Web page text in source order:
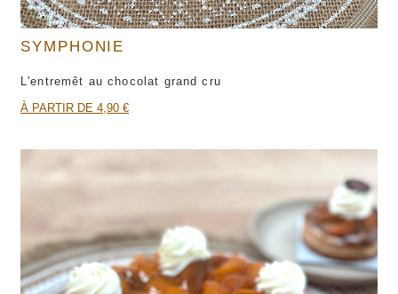
SYMPHONIE
L'entremêt au chocolat grand cru
À PARTIR DE 4,90 €